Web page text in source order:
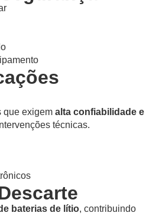
que exigem alta confiabilidade e
técnicas.
baterias de lítio, contribuindo